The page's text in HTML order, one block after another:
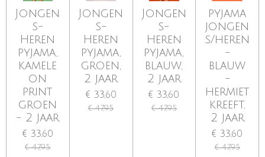
Jongen
s-
Heren
pyjama,
kamele
on
print
groen
- 2 jaar
€ 33,60
€ 47,95
Jongen
s-
Heren
pyjama,
groen,
2 jaar
€ 33,60
€ 47,95
Jongen
s-
Heren
pyjama,
blauw,
2 jaar
€ 33,60
€ 47,95
pyjama
jongen
s/heren
-
blauw
-
hermiet
kreeft,
2 jaar
€ 33,60
€ 47,95